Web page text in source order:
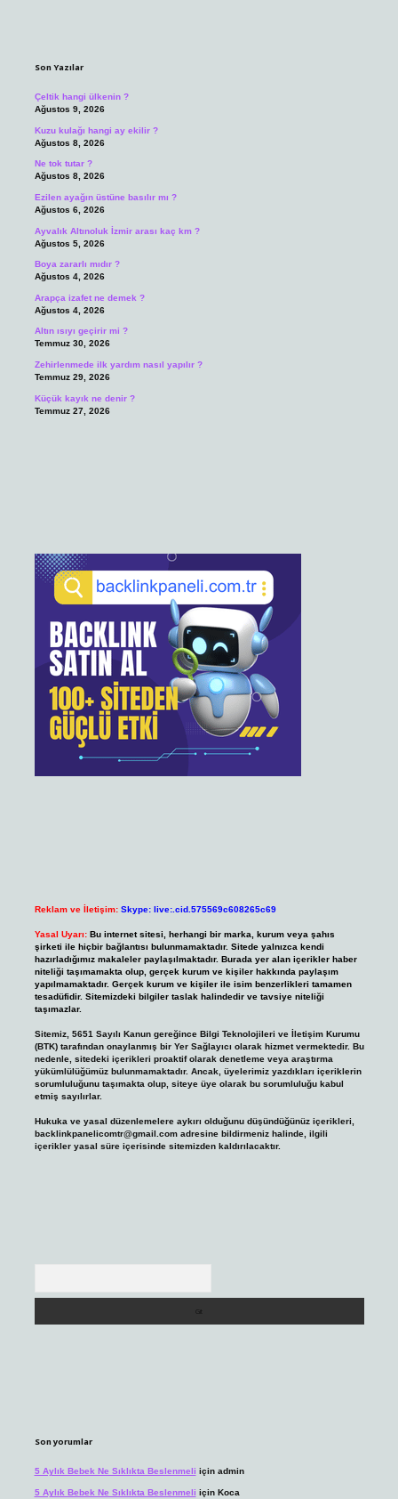
Son Yazılar
Çeltik hangi ülkenin ?
Ağustos 9, 2026
Kuzu kulağı hangi ay ekilir ?
Ağustos 8, 2026
Ne tok tutar ?
Ağustos 8, 2026
Ezilen ayağın üstüne basılır mı ?
Ağustos 6, 2026
Ayvalık Altınoluk İzmir arası kaç km ?
Ağustos 5, 2026
Boya zararlı mıdır ?
Ağustos 4, 2026
Arapça izafet ne demek ?
Ağustos 4, 2026
Altın ısıyı geçirir mi ?
Temmuz 30, 2026
Zehirlenmede ilk yardım nasıl yapılır ?
Temmuz 29, 2026
Küçük kayık ne denir ?
Temmuz 27, 2026
Reklam ve İletişim: Skype: live:.cid.575569c608265c69
Yasal Uyarı: Bu internet sitesi, herhangi bir marka, kurum veya şahıs
şirketi ile hiçbir bağlantısı bulunmamaktadır. Sitede yalnızca kendi
hazırladığımız makaleler paylaşılmaktadır. Burada yer alan içerikler haber
niteliği taşımamakta olup, gerçek kurum ve kişiler hakkında paylaşım
yapılmamaktadır. Gerçek kurum ve kişiler ile isim benzerlikleri tamamen
tesadüfidir. Sitemizdeki bilgiler taslak halindedir ve tavsiye niteliği
taşımazlar.
Sitemiz, 5651 Sayılı Kanun gereğince Bilgi Teknolojileri ve İletişim Kurumu
(BTK) tarafından onaylanmış bir Yer Sağlayıcı olarak hizmet vermektedir. Bu
nedenle, sitedeki içerikleri proaktif olarak denetleme veya araştırma
yükümlülüğümüz bulunmamaktadır. Ancak, üyelerimiz yazdıkları içeriklerin
sorumluluğunu taşımakta olup, siteye üye olarak bu sorumluluğu kabul
etmiş sayılırlar.
Hukuka ve yasal düzenlemelere aykırı olduğunu düşündüğünüz içerikleri,
backlinkpanelicomtr@gmail.comadresine bildirmeniz halinde, ilgili
içerikler yasal süre içerisinde sitemizden kaldırılacaktır.
Son yorumlar
5 Aylık Bebek Ne Sıklıkta Beslenmeli için admin
5 Aylık Bebek Ne Sıklıkta Beslenmeli için Koca